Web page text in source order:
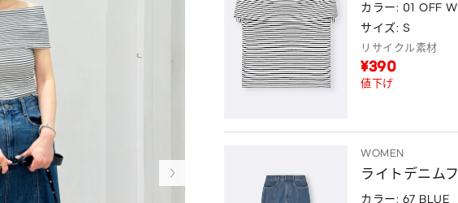
カラー: 01 OFF
サイズ: S
リサイクル素材
¥390
値下げ
WOMEN
ライトデニム
カラー: 67 BLUE